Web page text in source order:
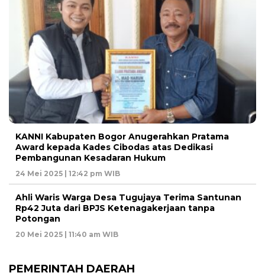
KANNI Kabupaten Bogor Anugerahkan Pratama
Award kepada Kades Cibodas atas Dedikasi
Pembangunan Kesadaran Hukum
24 Mei 2025 | 12:42 pm WIB
Ahli Waris Warga Desa Tugujaya Terima Santunan
Rp42 Juta dari BPJS Ketenagakerjaan tanpa
Potongan
20 Mei 2025 | 11:40 am WIB
PEMERINTAH DAERAH